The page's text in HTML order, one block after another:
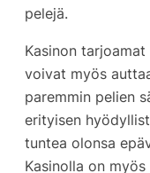
pelejä.
Kasinon
voivat myös
paremmin pelien
erityisen
tuntea olonsa
Kasinolla on